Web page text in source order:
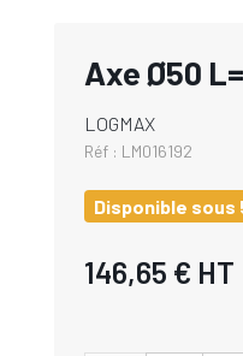
Axe Ø50
LOGMAX
Réf : LM016192
Disponible sous
146,65 € HT